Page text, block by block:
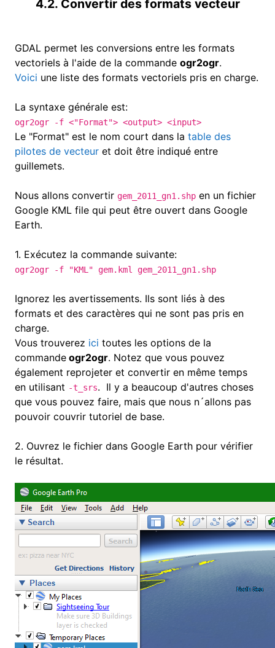
4.2. Convertir des formats vecteur
GDAL permet les conversions entre les formats
vectoriels à l'aide de la commande ogr2ogr.
Voici une liste des formats vectoriels pris en charge.
La syntaxe générale est:
ogr2ogr -f <"Format"> <output> <input>
Le "Format" est le nom court dans la table des
pilotes de vecteur et doit être indiqué entre
guillemets.
Nous allons convertir gem_2011_gn1.shp en un fichier
Google KML file qui peut être ouvert dans Google
Earth.
1. Exécutez la commande suivante:
ogr2ogr -f "KML" gem.kml gem_2011_gn1.shp
Ignorez les avertissements. Ils sont liés à des
formats et des caractères qui ne sont pas pris en
charge.
Vous trouverez ici toutes les options de la
commande ogr2ogr. Notez que vous pouvez
également reprojeter et convertir en même temps
en utilisant -t_srs. Il y a beaucoup d'autres choses
que vous pouvez faire, mais que nous n´allons pas
pouvoir couvrir tutoriel de base.
2. Ouvrez le fichier dans Google Earth pour vérifier
le résultat.